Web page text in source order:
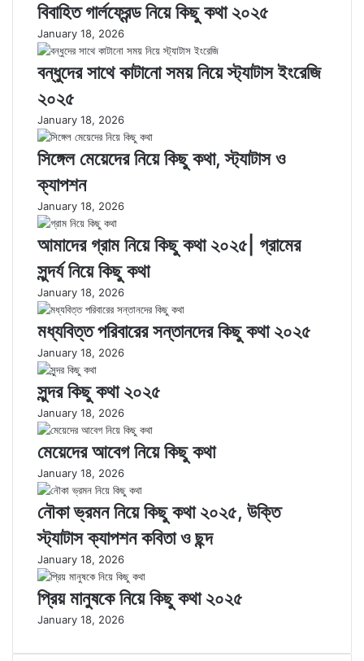
বিবাহিত গার্লফ্রেন্ড নিয়ে কিছু কথা ২০২৫
January 18, 2026
বন্ধুদের সাথে কাটানো সময় নিয়ে স্ট্যাটাস ইংরেজি
২০২৫
January 18, 2026
সিঙ্গেল মেয়েদের নিয়ে কিছু কথা, স্ট্যাটাস ও
ক্যাপশন
January 18, 2026
আমাদের গ্রাম নিয়ে কিছু কথা ২০২৫| গ্রামের
সুন্দর্য নিয়ে কিছু কথা
January 18, 2026
মধ্যবিত্ত পরিবারের সন্তানদের কিছু কথা ২০২৫
January 18, 2026
সুন্দর কিছু কথা ২০২৫
January 18, 2026
মেয়েদের আবেগ নিয়ে কিছু কথা
January 18, 2026
নৌকা ভ্রমন নিয়ে কিছু কথা ২০২৫, উক্তি
স্ট্যাটাস ক্যাপশন কবিতা ও ছন্দ
January 18, 2026
প্রিয় মানুষকে নিয়ে কিছু কথা ২০২৫
January 18, 2026